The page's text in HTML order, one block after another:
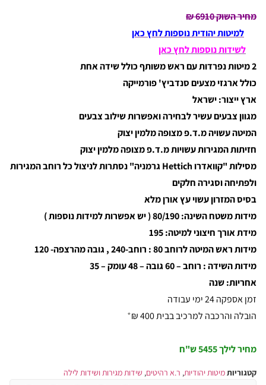
מחיר השוק 6910
₪
למיטות יהודית נוספות לחץ כאן
לשידות נוספות לחץ כאן
2 מיטות נפרדות עם ראש משותף כולל שידה אחת
כולל ארגזי מצעים סנדביץ' פורמייקה
ארץ ייצור: ישראל
מגוון צבעים עשיר לבחירה ואפשרות שילוב צבעים
המיטה עשויה מ.ד.פ מצופה מלמין יצוק
חזיתות המגירות עשויות מ.ד.פ מצופה מלמין יצוק
מסילות "קוואדרו Hettich גרמניה" נסתרות לניצול כל רוחב המגירות
ולפתיחה וסגירה חלקים
בסיס המזרון עשוי עץ אורן מלא
מידות משטח השינה: 80/190 ( יש אפשרות למידות נוספות )
מידת אורך חיצוני למיטה: 195
מידות ראש המיטה לרוחב 80 : רוחב-240 , גובה מהרצפה- 120
מידות השידה : רוחב – 60 גובה – 48 עומק – 35
אחריות: שנה
זמן אספקה 24 ימי עבודה
הובלה והרכבה למרכיב בבית 400 ₪
*
מחיר לילך 5455 ש"ח
קטגוריותמיטות יהודיות, ר.א רהיטים, שידות מגירות ושידות לילה